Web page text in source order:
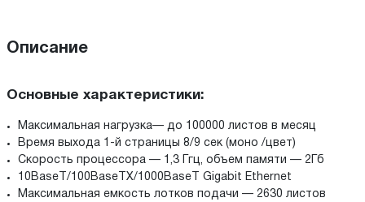
Описание
Основные характеристики:
Максимальная нагрузка— до 100000 листов в месяц
Время выхода 1-й страницы 8/9 сек (моно /цвет)
Скорость процессора — 1,3 Ггц, объем памяти — 2Гб
10BaseT/100BaseTX/1000BaseT Gigabit Ethernet
Максимальная емкость лотков подачи — 2630 листов